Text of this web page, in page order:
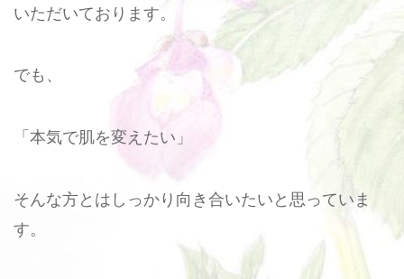
いただいております。
でも、
「本気で肌を変えたい」
そんな方とはしっかり向き合いたいと思っていま
す。